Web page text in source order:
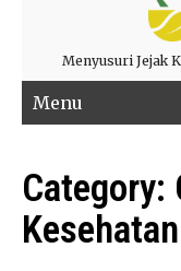
Menyusuri Jejak
Menu
Category:
Kesehatan